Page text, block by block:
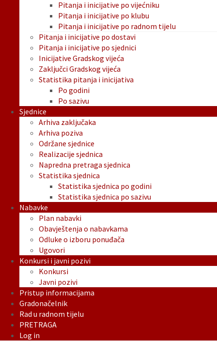
Pitanja i inicijative po vijećniku
Pitanja i inicijative po klubu
Pitanja i inicijative po radnom tijelu
Pitanja i inicijative po dostavi
Pitanja i inicijative po sjednici
Inicijative Gradskog vijeća
Zaključci Gradskog vijeća
Statistika pitanja i inicijativa
Po godini
Po sazivu
Sjednice
Arhiva zaključaka
Arhiva poziva
Održane sjednice
Realizacije sjednica
Napredna pretraga sjednica
Statistika sjednica
Statistika sjednica po godini
Statistika sjednica po sazivu
Nabavke
Plan nabavki
Obavještenja o nabavkama
Odluke o izboru ponuđača
Ugovori
Konkursi i javni pozivi
Konkursi
Javni pozivi
Pristup informacijama
Gradonačelnik
Rad u radnom tijelu
PRETRAGA
Log in